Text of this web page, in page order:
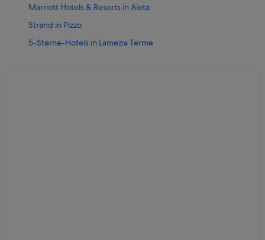
Marriott Hotels & Resorts in Aieta
Strand in Pizzo
5-Sterne-Hotels in Lamezia Terme